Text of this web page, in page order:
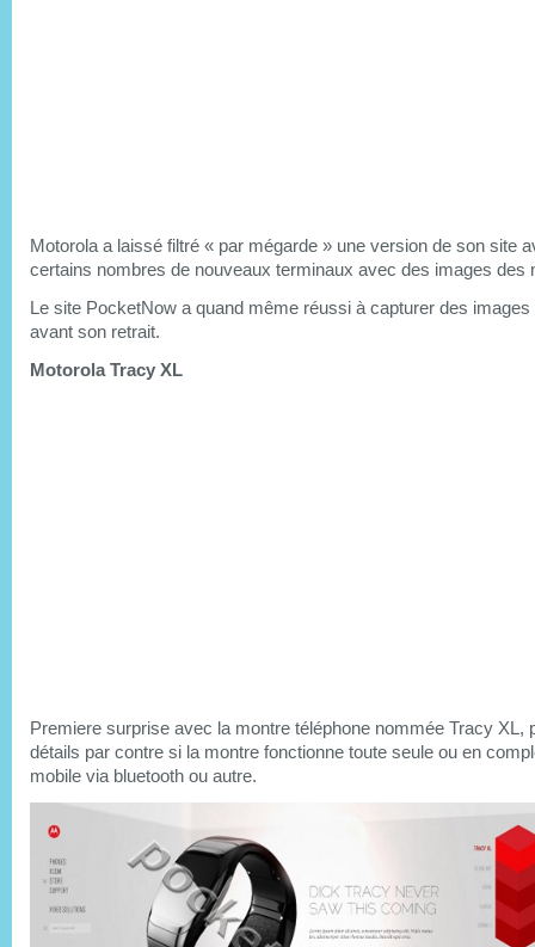
Motorola a laissé filtré « par mégarde » une version de son site
certains nombres de nouveaux terminaux avec des images des
Le site PocketNow a quand même réussi à capturer des images
avant son retrait.
Motorola Tracy XL
Premiere surprise avec la montre téléphone nommée Tracy XL,
détails par contre si la montre fonctionne toute seule ou en
mobile via bluetooth ou autre.